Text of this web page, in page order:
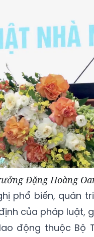
Đặng Hoàng
phổ biến, quán
của pháp luật,
động thuộc Bộ